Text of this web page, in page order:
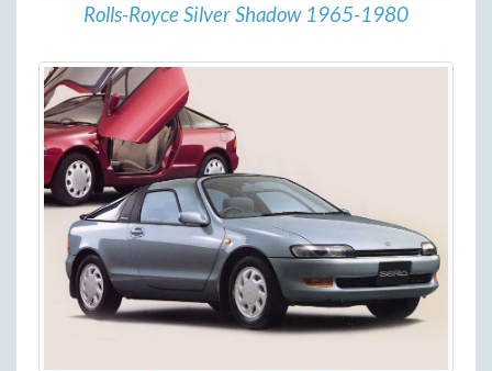
Rolls-Royce Silver Shadow 1965-1980